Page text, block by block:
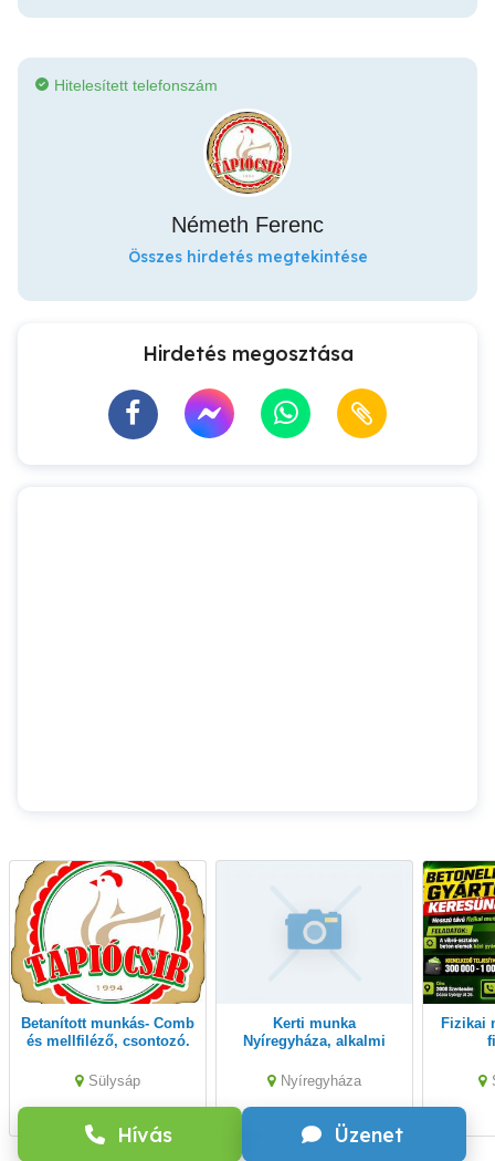
Hívás Üzenet
Hitelesített telefonszám
Németh Ferenc
Összes hirdetés megtekintése
Hirdetés megosztása
Betanított munkás- Comb
és mellfiléző, csontozó.
Sülysáp
kerti munka
Nyíregyháza, alkalmi
Nyíregyháza
Fizikai munka - Kiemelt